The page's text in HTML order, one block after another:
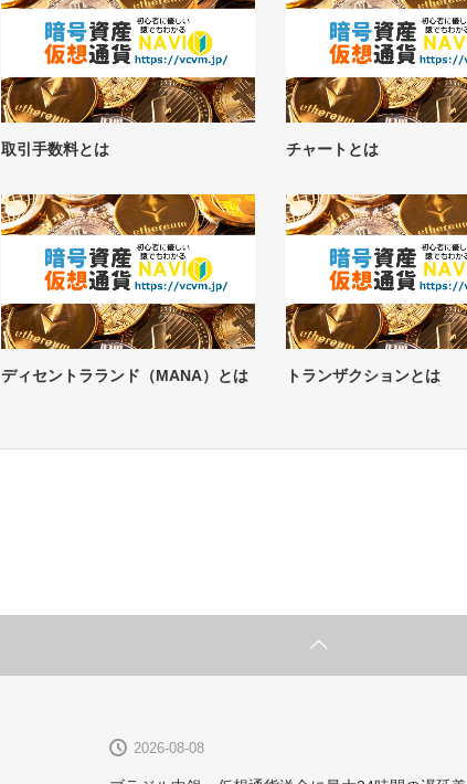
取引手数料とは チャートとは
ディセントラランド（MANA）とは トランザクションとは
2026-08-08